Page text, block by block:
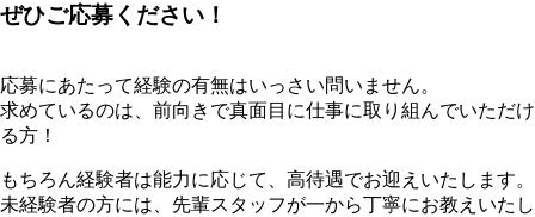
ぜひご応募ください！
応募にあたって経験の有無はいっさい問いません。
求めているのは、前向きで真面目に仕事に取り組んでいただけ
る方！
もちろん経験者は能力に応じて、高待遇でお迎えいたします。
未経験者の方には、先輩スタッフが一から丁寧にお教えいたし